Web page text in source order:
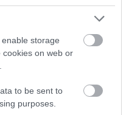
storage
cookies on web or
to be sent to
purposes.
08|Promóció
EGY HÓNAP IS LEHET, MIRE
ÚJRAINDUL A P...